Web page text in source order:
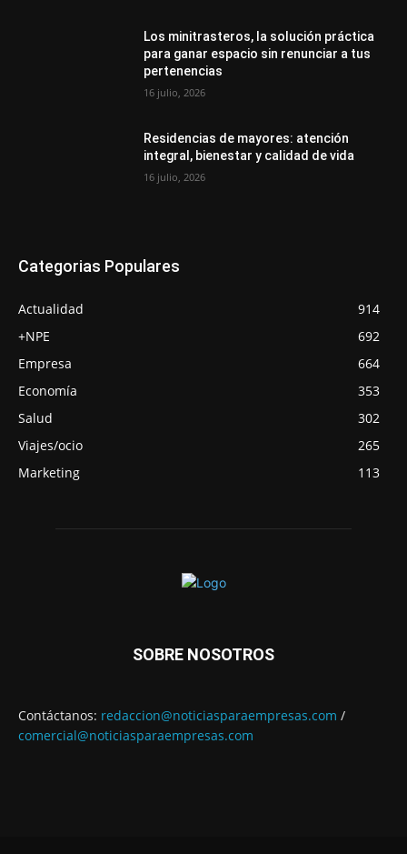
Los minitrasteros, la solución práctica
para ganar espacio sin renunciar a tus
pertenencias
16 julio, 2026
Residencias de mayores: atención
integral, bienestar y calidad de vida
16 julio, 2026
Categorias Populares
Actualidad
914
+NPE
692
Empresa
664
Economía
353
Salud
302
Viajes/ocio
265
Marketing
113
SOBRE NOSOTROS
Contáctanos: redaccion@noticiasparaempresas.com /
comercial@noticiasparaempresas.com